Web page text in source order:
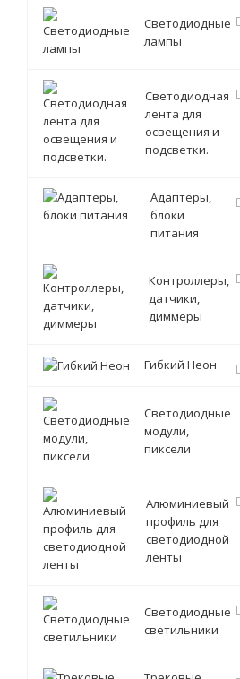
Светодиодные
лампы
Светодиодная
лента для
освещения и
подсветки.
Адаптеры,
блоки
питания
Контроллеры,
датчики,
диммеры
Гибкий Неон
Светодиодные
модули,
пиксели
Алюминиевый
профиль для
светодиодной
ленты
Светодиодные
светильники